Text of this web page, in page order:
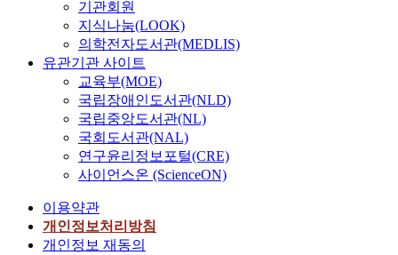
기관회원
지식나눔(LOOK)
의학전자도서관(MEDLIS)
유관기관 사이트
교육부(MOE)
국립장애인도서관(NLD)
국립중앙도서관(NL)
국회도서관(NAL)
연구윤리정보포털(CRE)
사이언스온 (ScienceON)
이용약관
개인정보처리방침
개인정보 재동의